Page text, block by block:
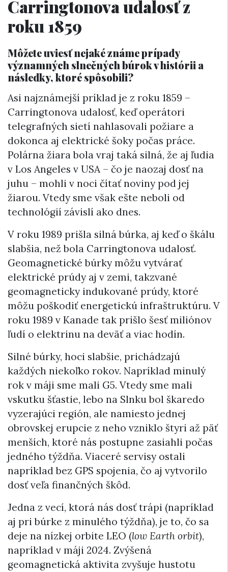
Carringtonova udalosť z
roku 1859
Môžete uviesť nejaké známe prípady
významných slnečných búrok v histórii a
následky, ktoré spôsobili?
Asi najznámejší príklad je z roku 1859 –
Carringtonova udalosť, keď operátori
telegrafných sietí nahlasovali požiare a
dokonca aj elektrické šoky počas práce.
Polárna žiara bola vraj taká silná, že aj ľudia
v Los Angeles v USA – čo je naozaj dosť na
juhu – mohli v noci čítať noviny pod jej
žiarou. Vtedy sme však ešte neboli od
technológií závislí ako dnes.
V roku 1989 prišla silná búrka, aj keď o škálu
slabšia, než bola Carringtonova udalosť.
Geomagnetické búrky môžu vytvárať
elektrické prúdy aj v zemi, takzvané
geomagneticky indukované prúdy, ktoré
môžu poškodiť energetickú infraštruktúru. V
roku 1989 v Kanade tak prišlo šesť miliónov
ľudí o elektrinu na deväť a viac hodín.
Silné búrky, hoci slabšie, prichádzajú
každých niekoľko rokov. Napríklad minulý
rok v máji sme mali G5. Vtedy sme mali
vskutku šťastie, lebo na Slnku bol škaredo
vyzerajúci región, ale namiesto jednej
obrovskej erupcie z neho vzniklo štyri až päť
menších, ktoré nás postupne zasiahli počas
jedného týždňa. Viaceré servisy ostali
napríklad bez GPS spojenia, čo aj vytvorilo
dosť veľa finančných škôd.
Jedna z vecí, ktorá nás dosť trápi (napríklad
aj pri búrke z minulého týždňa), je to, čo sa
deje na nízkej orbite LEO (low Earth orbit),
napríklad v máji 2024. Zvýšená
geomagnetická aktivita zvyšuje hustotu